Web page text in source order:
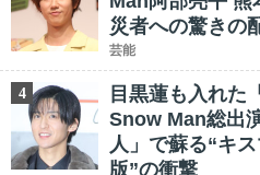
災者への驚きの
芸能
4
目黒蓮も入れた
Snow Man総出
人」で蘇る“キ
版”の衝撃